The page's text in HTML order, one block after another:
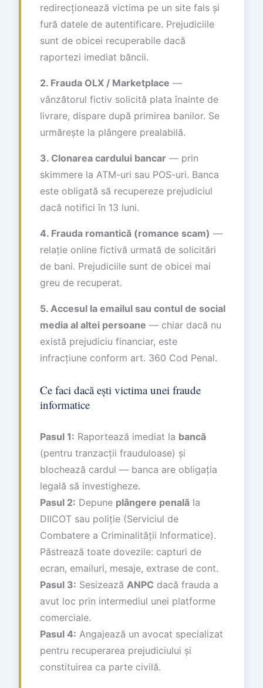
redirecționează victima pe un site fals și
fură datele de autentificare. Prejudiciile
sunt de obicei recuperabile dacă
raportezi imediat băncii.
2. Frauda OLX / Marketplace —
vânzătorul fictiv solicită plata înainte de
livrare, dispare după primirea banilor. Se
urmărește la plângere prealabilă.
3. Clonarea cardului bancar — prin
skimmere la ATM-uri sau POS-uri. Banca
este obligată să recupereze prejudiciul
dacă notifici în 13 luni.
4. Frauda romantică (romance scam) —
relație online fictivă urmată de solicitări
de bani. Prejudiciile sunt de obicei mai
greu de recuperat.
5. Accesul la emailul sau contul de social
media al altei persoane — chiar dacă nu
există prejudiciu financiar, este
infracțiune conform art. 360 Cod Penal.
Ce faci dacă ești victima unei fraude
informatice
Pasul 1: Raportează imediat la bancă
(pentru tranzacții frauduloase) și
blochează cardul — banca are obligația
legală să investigheze.
Pasul 2: Depune plângere penală la
DIICOT sau poliție (Serviciul de
Combatere a Criminalității Informatice).
Păstrează toate dovezile: capturi de
ecran, emailuri, mesaje, extrase de cont.
Pasul 3: Sesizează ANPC dacă frauda a
avut loc prin intermediul unei platforme
comerciale.
Pasul 4: Angajează un avocat specializat
pentru recuperarea prejudiciului și
constituirea ca parte civilă.